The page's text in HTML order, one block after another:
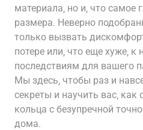
материала‚ но и‚ что самое
размера. Неверно
только вызвать
потере или‚ что еще хуже‚
последствиям для вашего
Мы здесь‚ чтобы раз и
секреты и научить вас‚
кольца с безупречной
дома.